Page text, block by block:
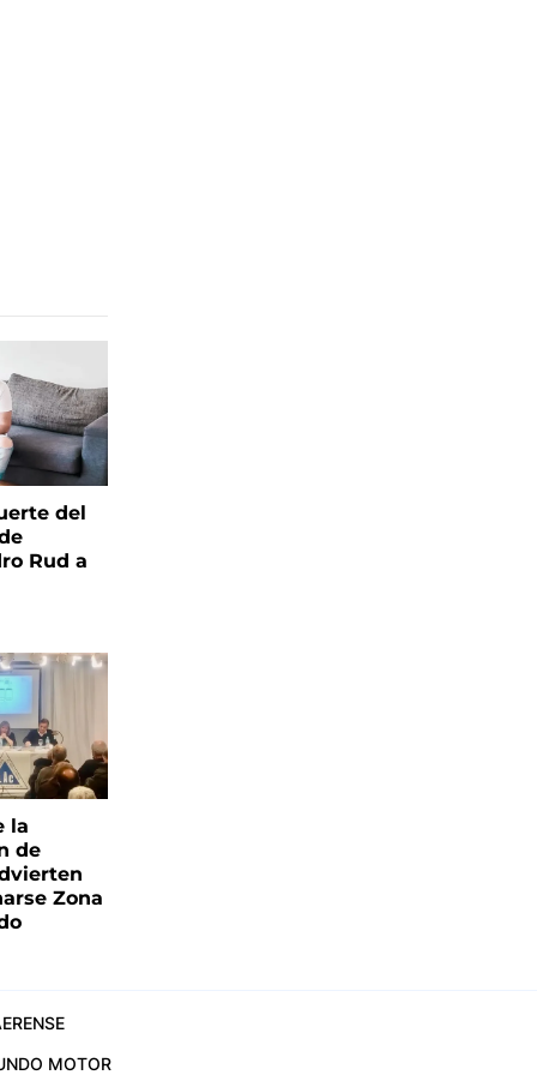
del
Rud a
la
de
Zona
MOTOR